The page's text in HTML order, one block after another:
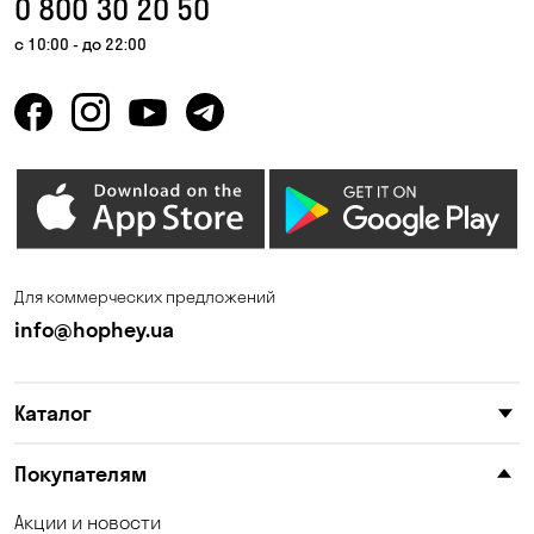
Горишние Плавни
Елизаветовка Зазимье
Калиновка
Киев
Княжичи
0 800 30 20 50
с 10:00 - до 22:00
Для коммерческих предложений
info@hophey.ua
Каталог
Покупателям
Акции и новости